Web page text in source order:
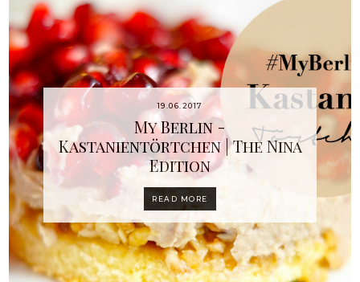
19.06.2017
My Berlin -
Kastanientörtchen | The Nina
Edition
READ MORE